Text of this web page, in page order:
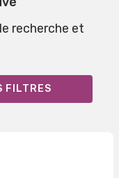
recherche et
FILTRES